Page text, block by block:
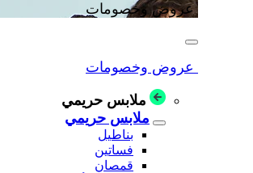
عروض وخصومات
عروض وخصومات
ملابس حريمي
ملابس حريمي
بناطيل
فساتين
قمصان